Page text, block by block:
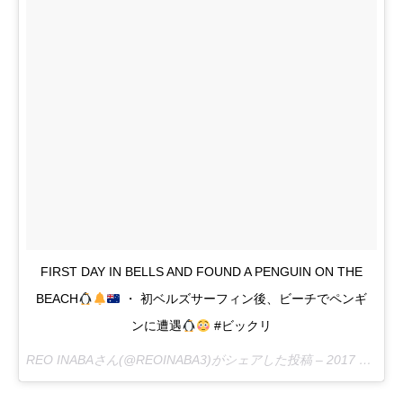
FIRST DAY IN BELLS AND FOUND A PENGUIN ON THE
BEACH
・ 初ベルズサーフィン後、ビーチでペンギ
ンに遭遇
#ビックリ
REO INABAさん(@REOINABA3)がシェアした投稿 – 2017 4月 3 1:00午前 PDT